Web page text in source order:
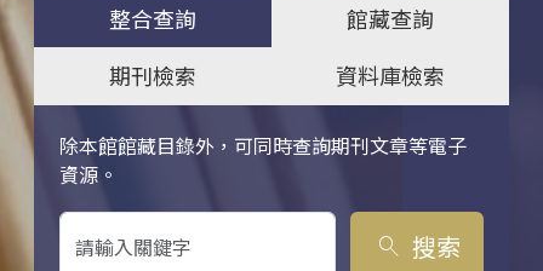
整合查詢
館藏查詢
期刊檢索
資料庫檢索
除本館館藏目錄外，可同時查詢期刊文章等電子
資源。
關鍵字搜尋
search 搜索